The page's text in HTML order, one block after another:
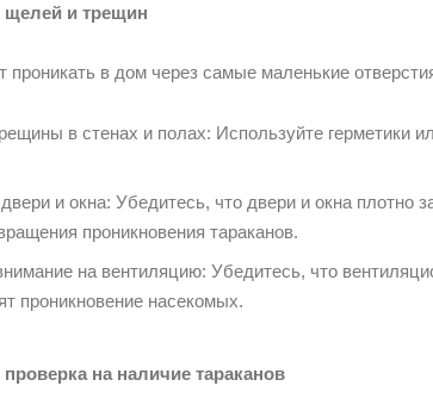
щелей и трещин
проникать в дом через самые маленькие
в стенах и полах: Используйте герметики
и окна: Убедитесь, что двери и окна плотно
проникновения тараканов.
на вентиляцию: Убедитесь, что
проникновение насекомых.
на наличие тараканов